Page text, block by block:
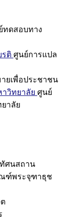
ทดสอบทาง
รติ ศูนย์การแปล
ยเพื่อประชาชน
วิทยาลัย ศูนย์
าลัย
ศนสถาน
ฑ์พระจุฑาธุช